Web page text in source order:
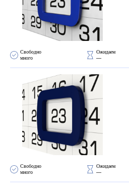
Свободно
много
Ожидаем
—
Свободно
много
Ожидаем
—